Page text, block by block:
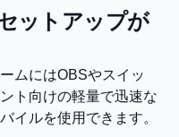
ットアップが
ムにはOBSやスイッ
ト向けの軽量で迅速な
イルを使用できます。